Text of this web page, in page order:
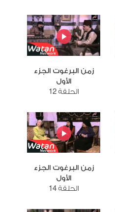
زمن البرغوت الجزء
الأول
الحلقة 12
زمن البرغوت الجزء
الأول
الحلقة 14